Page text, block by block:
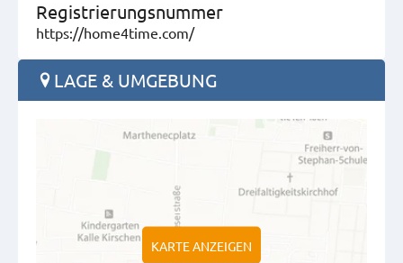
Registrierungsnummer
https://home4time.com/
LAGE & UMGEBUNG
KARTE ANZEIGEN